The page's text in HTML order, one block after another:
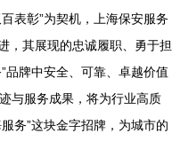
表彰”为契机，上海保安服务
，其展现的忠诚履职、勇于担
品牌中安全、可靠、卓越价值
与服务成果，将为行业高质
务”这块金字招牌，为城市的